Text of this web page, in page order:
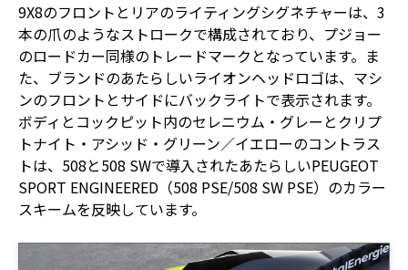
9X8のフロントとリアのライティングシグネチャーは、3
本の爪のようなストロークで構成されており、プジョー
のロードカー同様のトレードマークとなっています。ま
た、ブランドのあたらしいライオンヘッドロゴは、マシ
ンのフロントとサイドにバックライトで表示されます。
ボディとコックピット内のセレニウム・グレーとクリプ
トナイト・アシッド・グリーン／イエローのコントラス
トは、508と508 SWで導入されたあたらしいPEUGEOT
SPORT ENGINEERED（508 PSE/508 SW PSE）のカラー
スキームを反映しています。